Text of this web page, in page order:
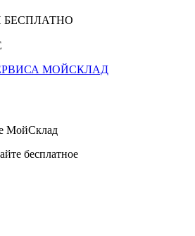
БЕСПЛАТНО
МОЙСКЛАД
бесплатное